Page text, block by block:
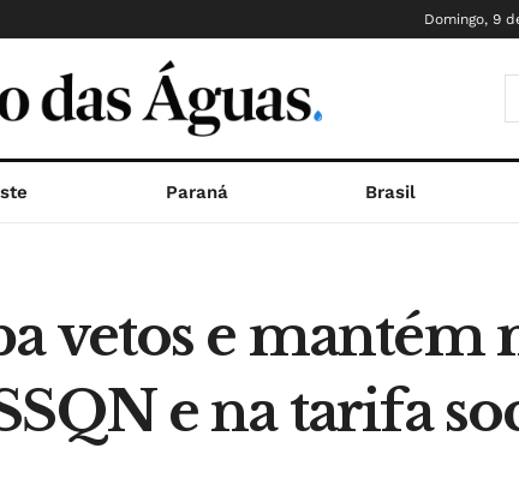
Domingo, 9
Paraná Brasil
vetos e mantém
e na tarifa